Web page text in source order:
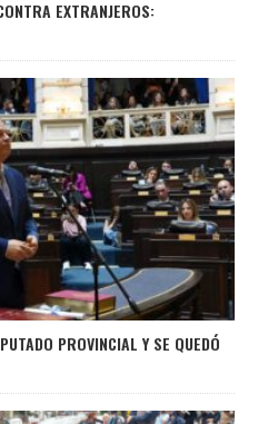
EXTRANJEROS:
PROVINCIAL Y SE QUEDÓ